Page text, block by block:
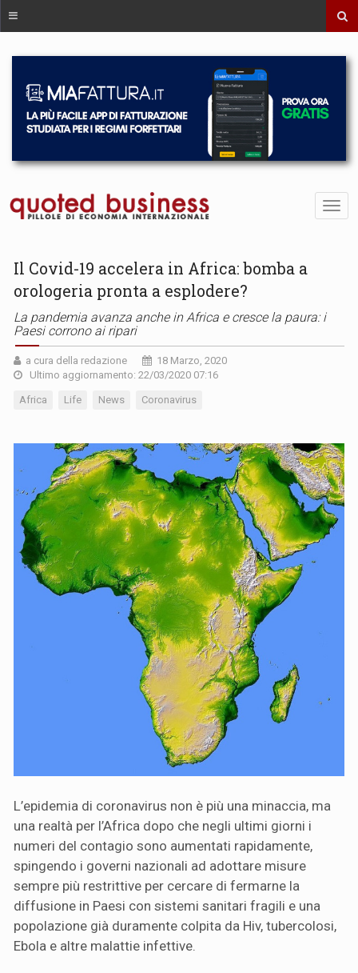
Il Covid-19 accelera in Africa: bomba a
orologeria pronta a esplodere?
La pandemia avanza anche in Africa e cresce la paura: i
Paesi corrono ai ripari
a cura della redazione
18 Marzo, 2020
Ultimo aggiornamento: 22/03/2020 07:16
Africa Life News Coronavirus
L’epidemia di coronavirus non è più una minaccia, ma
una realtà per l’Africa dopo che negli ultimi giorni i
numeri del contagio sono aumentati rapidamente,
spingendo i governi nazionali ad adottare misure
sempre più restrittive per cercare di fermarne la
diffusione in Paesi con sistemi sanitari fragili e una
popolazione già duramente colpita da Hiv, tubercolosi,
Ebola e altre malattie infettive.